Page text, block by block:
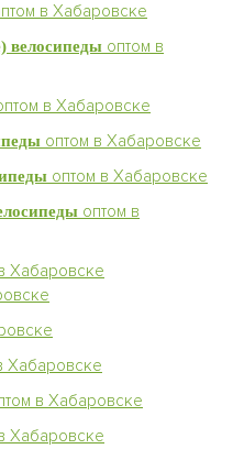
в Хабаровске
велосипеды оптом в
в Хабаровске
оптом в Хабаровске
оптом в Хабаровске
оптом в
Хабаровске
Хабаровске
в Хабаровске
Хабаровске